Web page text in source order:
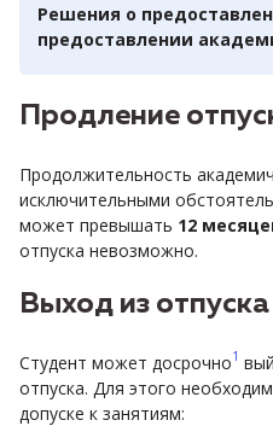
Решения о
предоставлении
Продление
Продолжительность
исключительными
может превышать 12
отпуска невозможно.
Выход из отпуска
Студент может досрочно1
отпуска. Для этого
допуске к занятиям: